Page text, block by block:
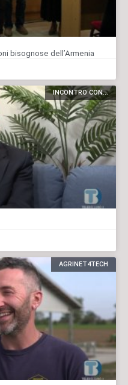
bisognose dell’Armenia
INCONTRO CON...
AGRINET4TECH